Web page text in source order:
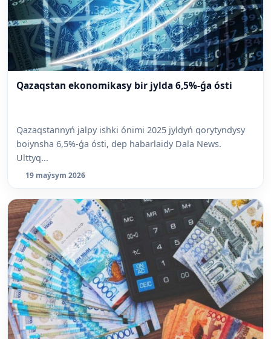
Qazaqstan ekonomikasy bir jylda 6,5%-ǵa ósti
Qazaqstannyń jalpy ishki ónimi 2025 jyldyń qorytyndysy
boiynsha 6,5%-ǵa ósti, dep habarlaidy Dala News.
Ulttyq...
19 maýsym 2026